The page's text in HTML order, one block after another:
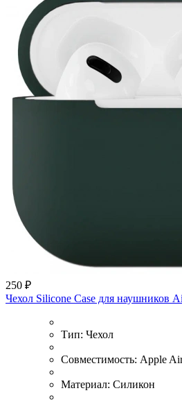
250 ₽
Чехол Silicone Case для наушников
Тип: Чехол
Совместимость: Apple
Материал: Силикон